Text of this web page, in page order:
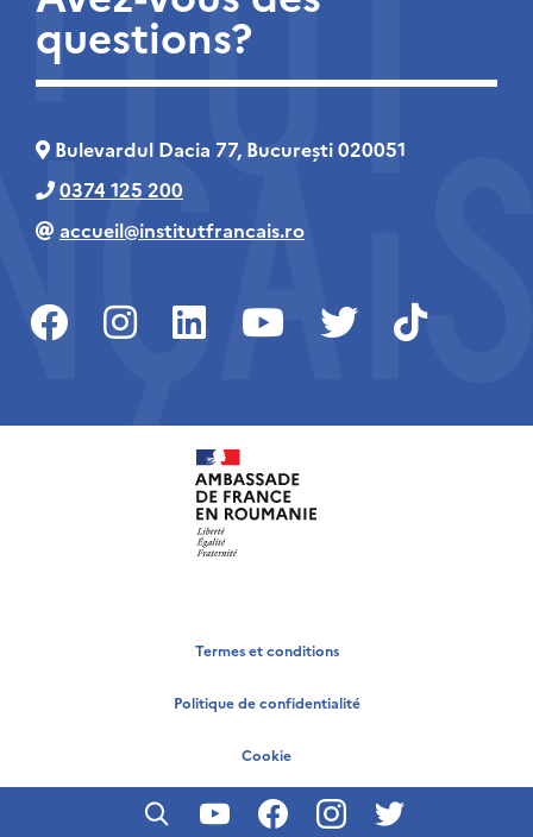
questions?
Bulevardul Dacia 77, București 020051
0374 125 200
accueil@institutfrancais.ro
Termes et conditions
Politique de confidentialité
Cookie